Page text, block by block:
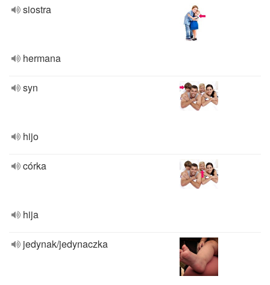
siostra
hermana
syn
hijo
córka
hija
jedynak/jedynaczka